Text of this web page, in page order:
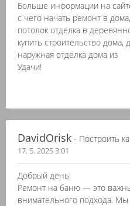
Больше информации на
с чего начать ремонт в
потолок отделка в
купить строительство дома,
наружная отделка дома из
Удачи!
DavidOrisk - Построить
17. 5. 2025 3:01
Добрый день!
Ремонт на баню — это
внимательного подхода. Мы